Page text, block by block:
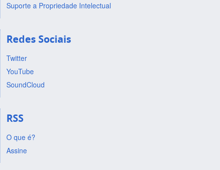
Suporte a Propriedade Intelectual
Redes Sociais
Twitter
YouTube
SoundCloud
RSS
O que é?
Assine